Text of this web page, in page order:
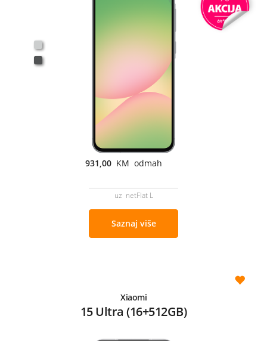
931,00 KM odmah
uz netFlat L
Saznaj više
Xiaomi
15 Ultra (16+512GB)